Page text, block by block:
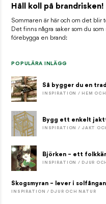
Håll koll på brandrisken!
Sommaren är här och om det blir
Det finns några saker som du
förebygga en brand:
POPULÄRA INLÄGG
Så bygger du en
INSPIRATION / HEM
Bygg ett enkelt
INSPIRATION / JAKT
Björken – ett
INSPIRATION / DJUR
Skogsmyran – lever i
INSPIRATION / DJUR OCH NATUR